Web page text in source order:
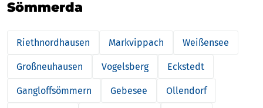
Sömmerda
Riethnordhausen Markvippach Weißensee
Großneuhausen Vogelsberg Eckstedt
Gangloffsömmern Gebesee Ollendorf